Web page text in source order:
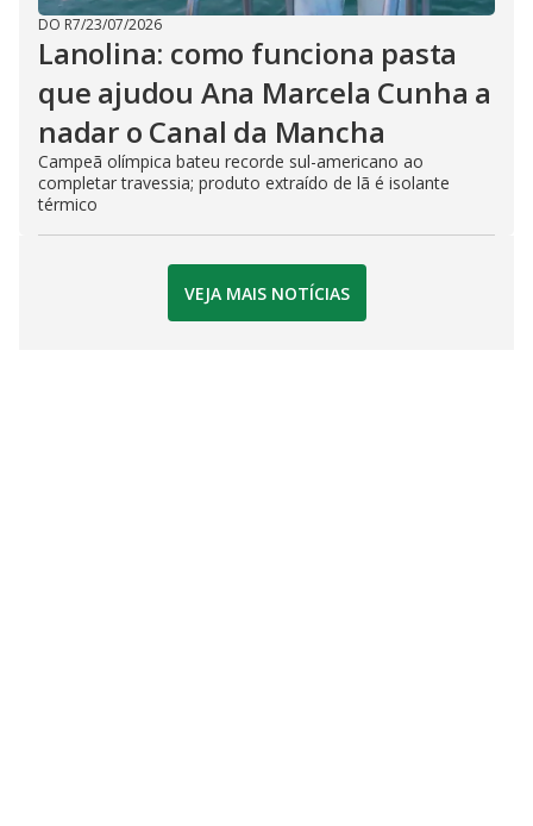
DO R7/23/07/2026
Lanolina: como funciona pasta
que ajudou Ana Marcela Cunha a
nadar o Canal da Mancha
Campeã olímpica bateu recorde sul-americano ao
completar travessia; produto extraído de lã é isolante
térmico
VEJA MAIS NOTÍCIAS